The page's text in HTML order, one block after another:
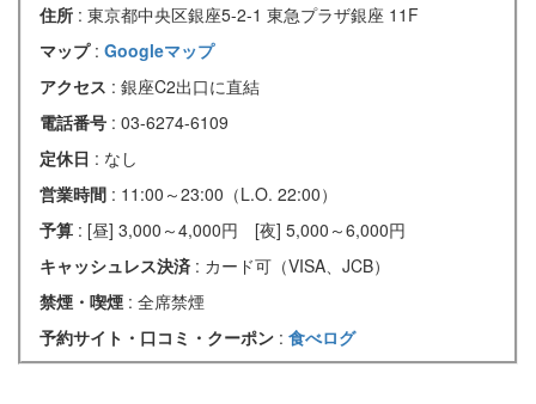
住所 : 東京都中央区銀座5-2-1 東急プラザ銀座 11F
マップ : Googleマップ
アクセス : 銀座C2出口に直結
電話番号 : 03-6274-6109
定休日 : なし
営業時間 : 11:00～23:00（L.O. 22:00）
予算 : [昼] 3,000～4,000円 [夜] 5,000～6,000円
キャッシュレス決済 : カード可（VISA、JCB）
禁煙・喫煙 : 全席禁煙
予約サイト・口コミ・クーポン : 食べログ